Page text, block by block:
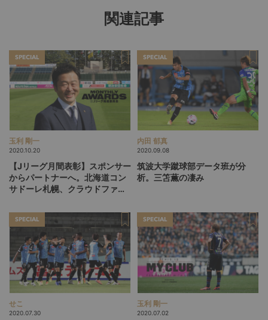
関連記事
SPECIAL
玉利 剛一
2020.10.20
【Jリーグ月間表彰】スポンサー
からパートナーへ。北海道コン
サドーレ札幌、クラウドファン
SPECIAL
内田 郁真
2020.09.08
筑波大学蹴球部データ班が分
析。三笘薫の凄み
SPECIAL
せこ
2020.07.30
SPECIAL
玉利 剛一
2020.07.02